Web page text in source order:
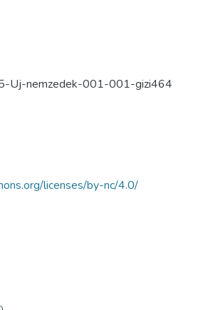
nemzedek-001-001-gizi464
licenses/by-nc/4.0/